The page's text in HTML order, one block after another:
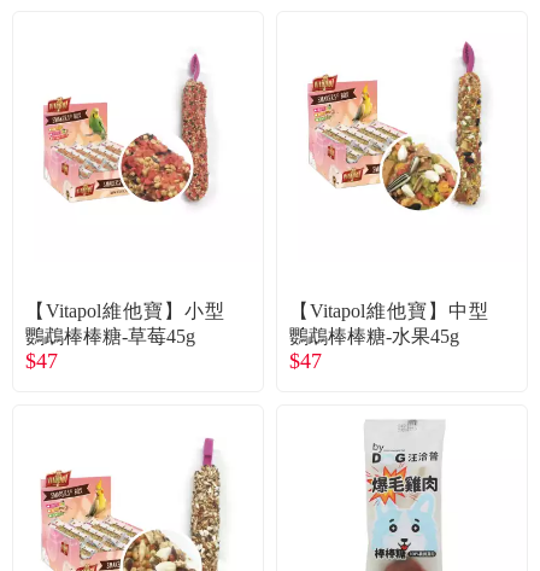
【Vitapol維他寶】小型
鸚鵡棒棒糖-草莓45g
$47
【Vitapol維他寶】中型
鸚鵡棒棒糖-水果45g
$47